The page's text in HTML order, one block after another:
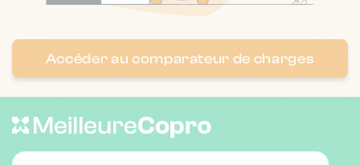
Nombre de lots : 381
Chauffage collectif
❯
Accéder au comparateur de charges